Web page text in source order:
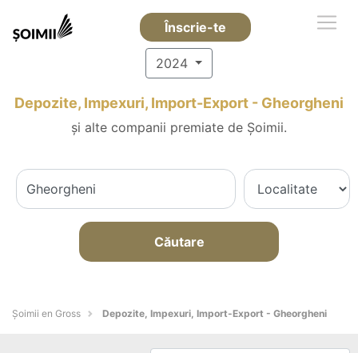
Înscrie-te
2024
Depozite, Impexuri, Import-Export - Gheorgheni
și alte companii premiate de Șoimii.
Căutare
Șoimii en Gross Depozite, Impexuri, Import-Export - Gheorgheni